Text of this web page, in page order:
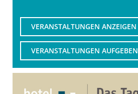
VERANSTALTUNGEN ANZEIGEN
VERANSTALTUNGEN AUFGEBEN